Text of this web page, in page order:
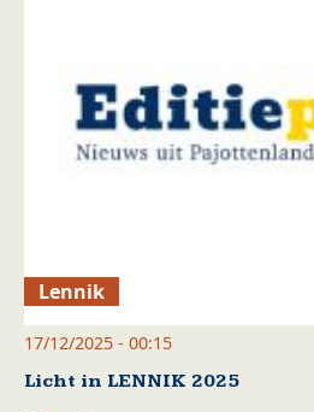
Lennik
17/12/2025 - 00:15
Licht in LENNIK 2025